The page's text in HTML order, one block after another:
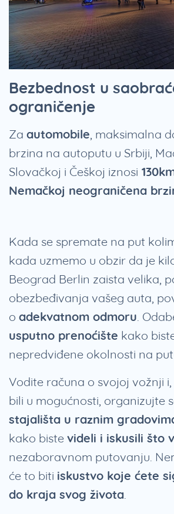
Bezbednost u
ograničenje
Za automobile, maksimalna
brzina na autoputu u Srbiji,
Slovačkoj i Češkoj iznosi
Nemačkoj neograničena
Kada se spremate na put
kada uzmemo u obzir da je
Beograd Berlin zaista velika,
obezbeđivanja vašeg auta,
o adekvatnom odmoru.
usputno prenoćište kako
nepredviđene okolnosti na
Vodite računa o svojoj vožnji
bili u mogućnosti, organizujte
stajališta u raznim
kako biste videli i iskusili što
nezaboravnom putovanju.
će to biti iskustvo koje ćete
do kraja svog života.